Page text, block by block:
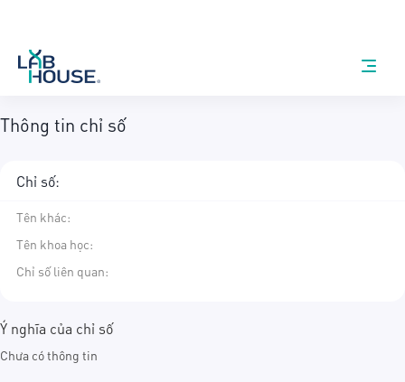
Thông tin chỉ số
Chỉ số:
Tên khác:
Tên khoa học:
Chỉ số liên quan:
Ý nghĩa của chỉ số
Chưa có thông tin